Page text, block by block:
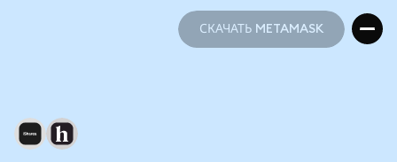
СКАЧАТЬ METAMASK